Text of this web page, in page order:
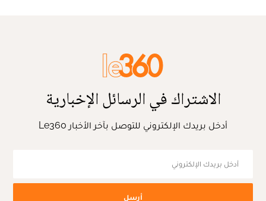
الاشتراك في الرسائل الإخبارية
أدخل بريدك الإلكتروني للتوصل بآخر الأخبار Le360
أرسل